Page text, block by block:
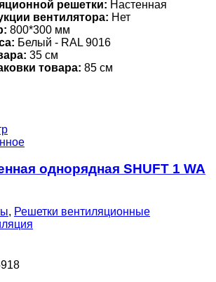
решетки: Настенная
вентилятора: Нет
800*300 мм
Белый - RAL 9016
35 см
товара: 85 см
однорядная SHUFT 1 WA
, Решетки вентиляционные